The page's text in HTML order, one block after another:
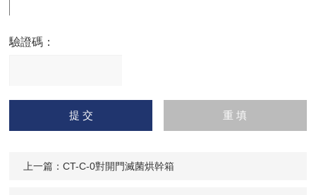
驗證碼：
請
輸入計算結果（填寫阿拉
伯數字），如：三加四=7
上一篇：CT-C-0對開門滅菌烘幹箱